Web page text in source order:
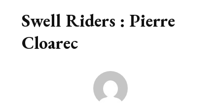
Swell Riders : Pierre
Cloarec